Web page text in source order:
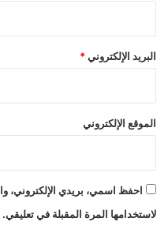
البريد الإلكتروني *
الموقع الإلكتروني
احفظ اسمي، بريدي الإلكتروني،
لاستخدامها المرة المقبلة في تعليقي.